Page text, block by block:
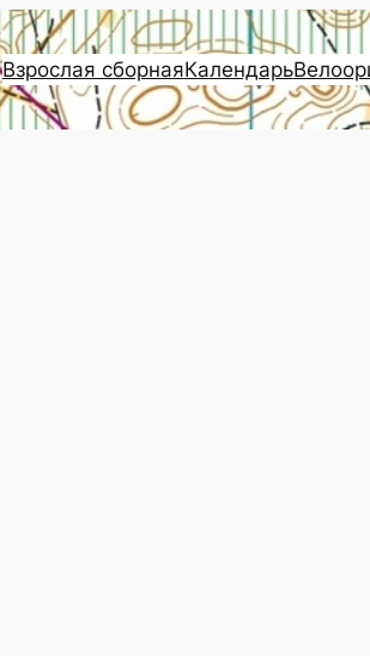
Взрослая сборнаяКалендарь